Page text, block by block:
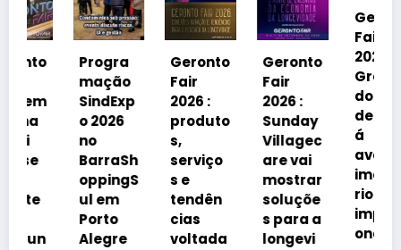
Progra
mação
SindExp
o 2026
BarraSh
oppingS
ul em
Alegre
Geronto
Fair
2026 :
produto
serviço
s e
tendên
voltada
Geronto
Sunday
Villagec
are vai
mostrar
soluçõe
s para a
longevi
Geronto
Fair
2026 em
Grama
debater
á
avanço
imobiliá
rio
impulsi
onado